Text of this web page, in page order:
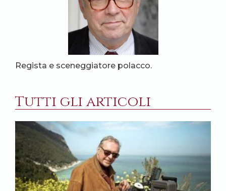
Regista e sceneggiatore polacco.
Tutti gli articoli